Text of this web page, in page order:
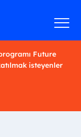
Future
isteyenler